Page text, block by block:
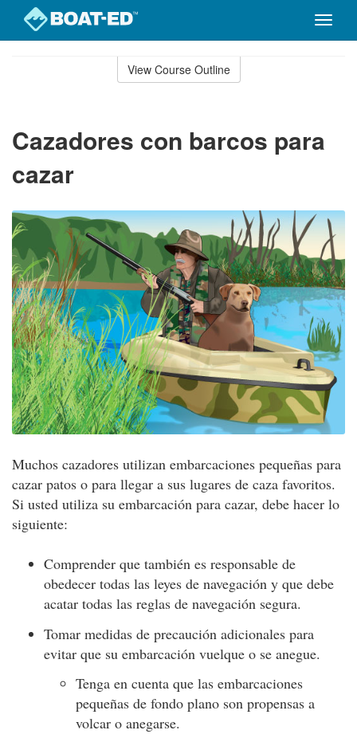
Toggle
View Course Outline
Cazadores con barcos para
cazar
Muchos cazadores utilizan embarcaciones pequeñas para
cazar patos o para llegar a sus lugares de caza favoritos.
Si usted utiliza su embarcación para cazar, debe hacer lo
siguiente:
Comprender que también es responsable de
obedecer todas las leyes de navegación y que debe
acatar todas las reglas de navegación segura.
Tomar medidas de precaución adicionales para
evitar que su embarcación vuelque o se anegue.
Tenga en cuenta que las embarcaciones
pequeñas de fondo plano son propensas a
volcar o anegarse.